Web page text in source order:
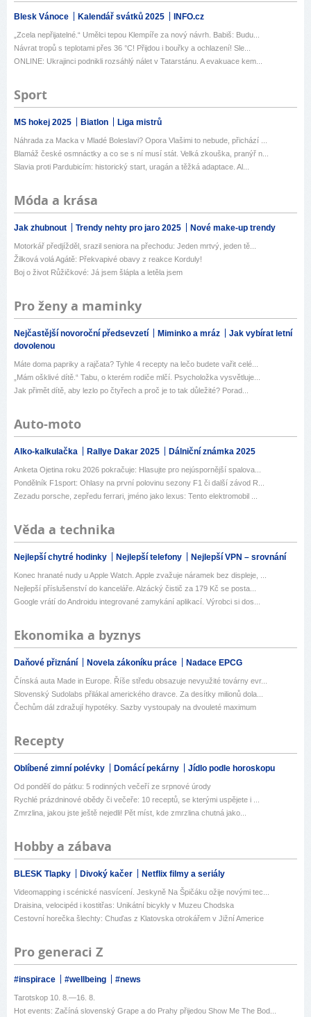
Blesk Vánoce Kalendář svátků 2025 INFO.cz
„Zcela nepřijatelné.“ Umělci tepou Klempíře za nový návrh. Babiš: Budu...
Návrat tropů s teplotami přes 36 °C! Přijdou i bouřky a ochlazení! Sle...
ONLINE: Ukrajinci podnikli rozsáhlý nálet v Tatarstánu. A evakuace kem...
Sport
MS hokej 2025 Biatlon Liga mistrů
Náhrada za Macka v Mladé Boleslavi? Opora Vlašimi to nebude, přichází ...
Blamáž české osmnáctky a co se s ní musí stát. Velká zkouška, pranýř n...
Slavia proti Pardubicím: historický start, uragán a těžká adaptace. Al...
Móda a krása
Jak zhubnout Trendy nehty pro jaro 2025 Nové make-up trendy
Motorkář předjížděl, srazil seniora na přechodu: Jeden mrtvý, jeden tě...
Žilková volá Agátě: Překvapivé obavy z reakce Korduly!
Boj o život Růžičkové: Já jsem šlápla a letěla jsem
Pro ženy a maminky
Nejčastější novoroční předsevzetí Miminko a mráz
Jak vybírat letní
dovolenou
Máte doma papriky a rajčata? Tyhle 4 recepty na lečo budete vařit celé...
„Mám ošklivé dítě.“ Tabu, o kterém rodiče mlčí. Psycholožka vysvětluje...
Jak přimět dítě, aby lezlo po čtyřech a proč je to tak důležité? Porad...
Auto-moto
Alko-kalkulačka Rallye Dakar 2025 Dálniční známka 2025
Anketa Ojetina roku 2026 pokračuje: Hlasujte pro nejúspornější spalova...
Pondělník F1sport: Ohlasy na první polovinu sezony F1 či další závod R...
Zezadu porsche, zepředu ferrari, jméno jako lexus: Tento elektromobil ...
Věda a technika
Nejlepší chytré hodinky Nejlepší telefony Nejlepší VPN – srovnání
Konec hranaté nudy u Apple Watch. Apple zvažuje náramek bez displeje, ...
Nejlepší příslušenství do kanceláře. Alzácký čistič za 179 Kč se posta...
Google vrátí do Androidu integrované zamykání aplikací. Výrobci si dos...
Ekonomika a byznys
Daňové přiznání Novela zákoníku práce Nadace EPCG
Čínská auta Made in Europe. Říše středu obsazuje nevyužité továrny evr...
Slovenský Sudolabs přilákal amerického dravce. Za desítky milionů dola...
Čechům dál zdražují hypotéky. Sazby vystoupaly na dvouleté maximum
Recepty
Oblíbené zimní polévky Domácí pekárny Jídlo podle horoskopu
Od pondělí do pátku: 5 rodinných večeří ze srpnové úrody
Rychlé prázdninové obědy či večeře: 10 receptů, se kterými uspějete i ...
Zmrzlina, jakou jste ještě nejedli! Pět míst, kde zmrzlina chutná jako...
Hobby a zábava
BLESK Tlapky Divoký kačer Netflix filmy a seriály
Videomapping i scénické nasvícení. Jeskyně Na Špičáku ožije novými tec...
Draisina, velocipéd i kostitřas: Unikátní bicykly v Muzeu Chodska
Cestovní horečka šlechty: Chuďas z Klatovska otrokářem v Jižní Americe
Pro generaci Z
#inspirace #wellbeing #news
Tarotskop 10. 8.—16. 8.
Hot events: Začíná slovenský Grape a do Prahy přijedou Show Me The Bod...